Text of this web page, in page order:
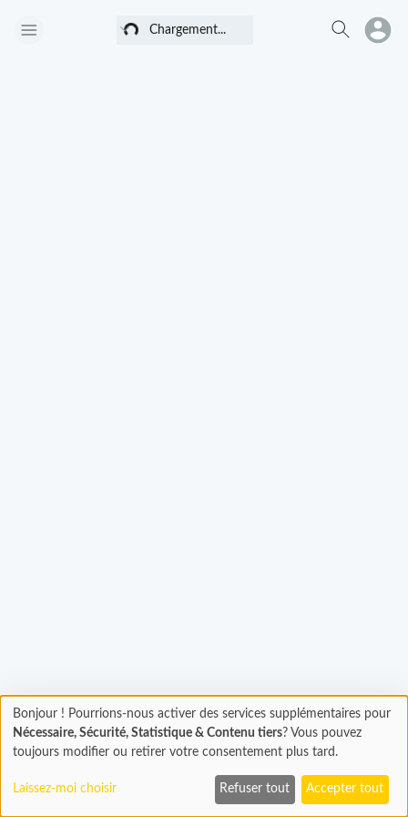
Chargement... Chargement...
Chargement... Chargement
En cours...
Bonjour ! Pourrions-nous activer des services supplémentaires pour
Nécessaire, Sécurité, Statistique & Contenu tiers? Vous pouvez
toujours modifier ou retirer votre consentement plus tard.
Laissez-moi choisir Refuser tout Accepter tout